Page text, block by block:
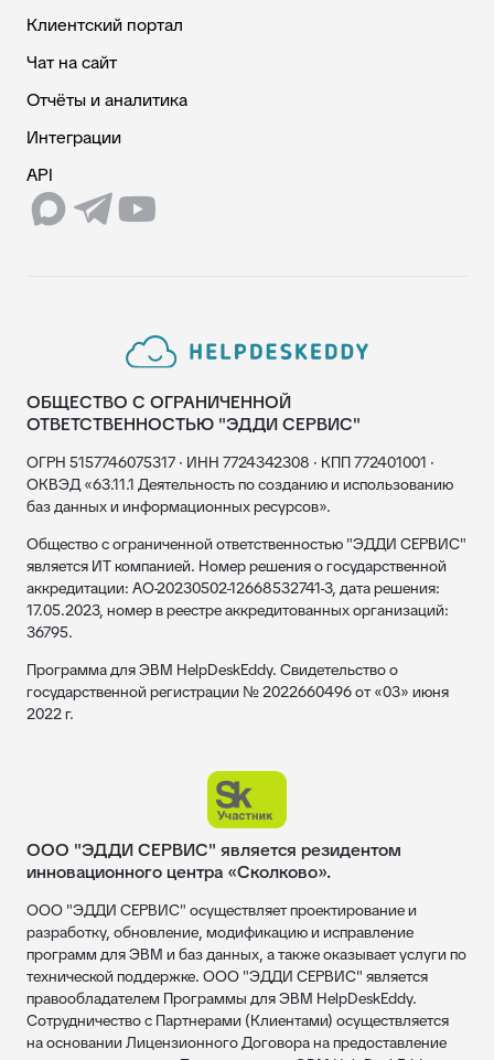
Клиентский портал
Чат на сайт
Отчёты и аналитика
Интеграции
API
ОБЩЕСТВО С ОГРАНИЧЕННОЙ
ОТВЕТСТВЕННОСТЬЮ "ЭДДИ СЕРВИС"
ОГРН 5157746075317 · ИНН 7724342308 · КПП 772401001 ·
ОКВЭД «63.11.1 Деятельность по созданию и использованию
баз данных и информационных ресурсов».
Общество с ограниченной ответственностью "ЭДДИ СЕРВИС"
является ИТ компанией. Номер решения о государственной
аккредитации: АО-20230502-12668532741-3, дата решения:
17.05.2023, номер в реестре аккредитованных организаций:
36795.
Программа для ЭВМ HelpDeskEddy. Свидетельство о
государственной регистрации № 2022660496 от «03» июня
2022 г.
ООО "ЭДДИ СЕРВИС" является резидентом
инновационного центра «Сколково».
ООО "ЭДДИ СЕРВИС" осуществляет проектирование и
разработку, обновление, модификацию и исправление
программ для ЭВМ и баз данных, а также оказывает услуги по
технической поддержке. ООО "ЭДДИ СЕРВИС" является
правообладателем Программы для ЭВМ HelpDeskEddy.
Сотрудничество с Партнерами (Клиентами) осуществляется
на основании Лицензионного Договора на предоставление